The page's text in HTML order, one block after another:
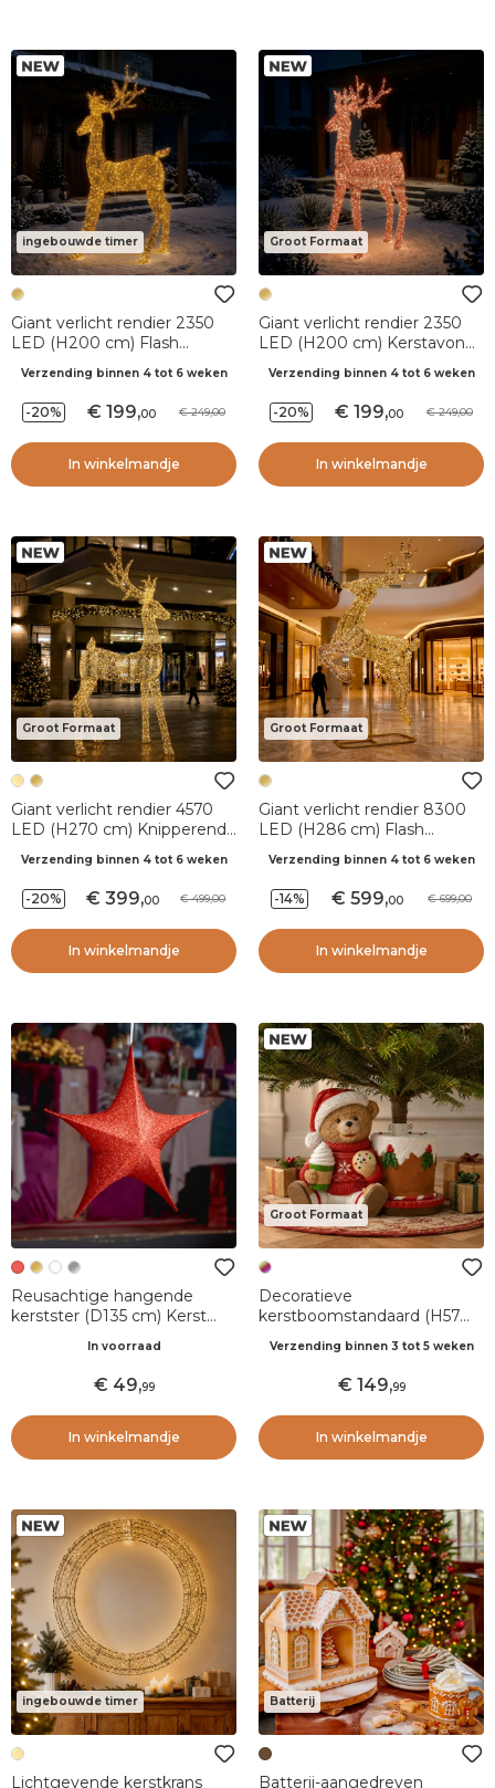
ingebouwde timer
Giant verlicht rendier 2350
LED (H200 cm) Flash
warm wit
Verzending binnen 4 tot 6 weken
-20% 199,00 249,00
In winkelmandje
Groot Formaat
Giant verlicht rendier 2350
LED (H200 cm) Kerstavond
Verzending binnen 4 tot 6 weken
-20% 199,00 249,00
In winkelmandje
Groot Formaat
Giant verlicht rendier 4570
LED (H270 cm) Knipperend
Verzending binnen 4 tot 6 weken
-20% 399,00 499,00
In winkelmandje
Groot Formaat
Giant verlicht rendier 8300
LED (H286 cm) Flash
wit
Verzending binnen 4 tot 6 weken
-14% 599,00 699,00
In winkelmandje
Reusachtige hangende
kerstster (D135 cm) Kerst
In voorraad
49,99
In winkelmandje
Groot Formaat
Decoratieve
kerstboomstandaard (H57
Multicolor
Verzending binnen 3 tot 5 weken
149,99
In winkelmandje
ingebouwde timer
Lichtgevende kerstkrans
Batterij
Batterij-aangedreven